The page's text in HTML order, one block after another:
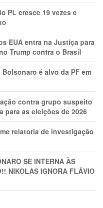
PL cresce 19 vezes e
EUA entra na Justiça para
Trump contra o Brasil
é alvo da PF em
contra grupo suspeito
para as eleições de 2026
relatoria de investigação
SE INTERNA ÀS
NIKOLAS IGNORA FLÁVIO